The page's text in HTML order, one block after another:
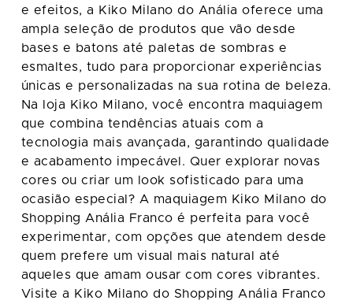
e efeitos, a Kiko Milano do Anália oferece uma
ampla seleção de produtos que vão desde
bases e batons até paletas de sombras e
esmaltes, tudo para proporcionar experiências
únicas e personalizadas na sua rotina de beleza.
Na loja Kiko Milano, você encontra maquiagem
que combina tendências atuais com a
tecnologia mais avançada, garantindo qualidade
e acabamento impecável. Quer explorar novas
cores ou criar um look sofisticado para uma
ocasião especial? A maquiagem Kiko Milano do
Shopping Anália Franco é perfeita para você
experimentar, com opções que atendem desde
quem prefere um visual mais natural até
aqueles que amam ousar com cores vibrantes.
Visite a Kiko Milano do Shopping Anália Franco